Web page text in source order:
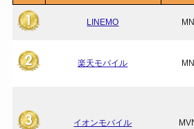
LINEMO
楽天モバイル
イオンモバイル